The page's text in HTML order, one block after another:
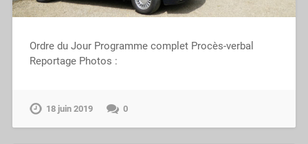
Ordre du Jour Programme complet Procès-verbal
Reportage Photos :
18 juin 2019 0